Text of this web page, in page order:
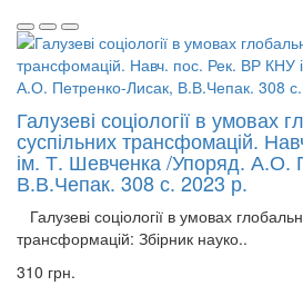
Галузеві соціології в умовах
суспільних трансфомацій.
ім. Т. Шевченка /Упоряд. А.О.
В.В.Чепак. 308 с. 2023 р.
Галузеві соціології в умовах
трансформацій: Збірник науко..
310 грн.